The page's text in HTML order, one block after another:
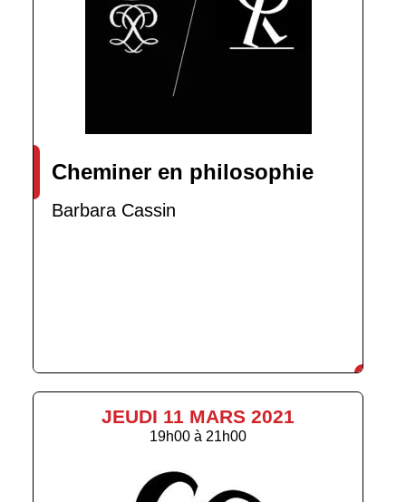
Cheminer en philosophie
Barbara Cassin
JEUDI 11 MARS 2021
19h00 à 21h00